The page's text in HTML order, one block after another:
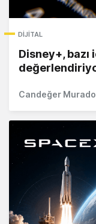
DIJITAL
Disney+,
Candeğer